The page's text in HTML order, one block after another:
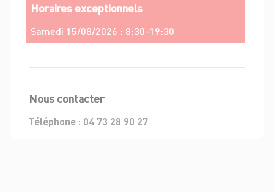
Horaires exceptionnels
Samedi 15/08/2026 : 8:30-19:30
Nous contacter
Téléphone : 04 73 28 90 27